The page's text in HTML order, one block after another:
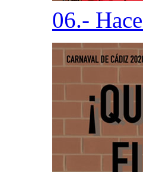
06.-